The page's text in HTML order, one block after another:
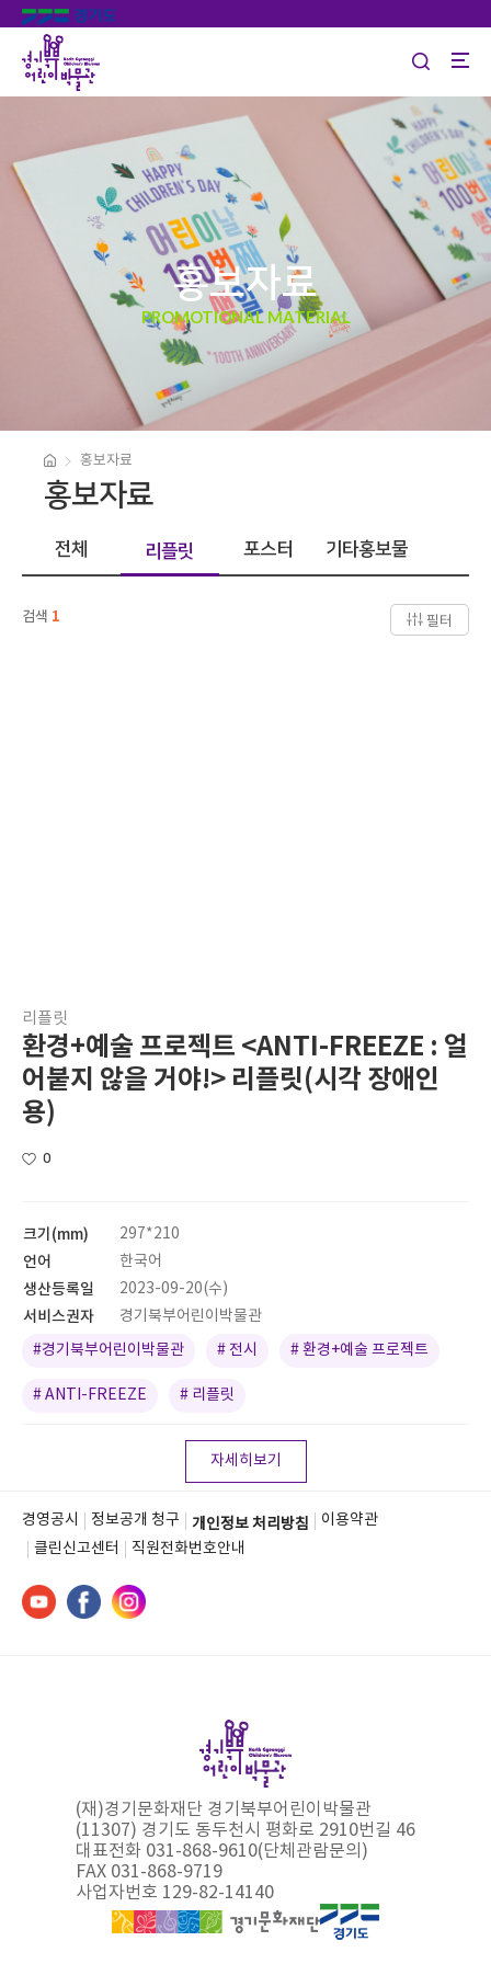
홍보자료
PROMOTIONAL MATERIAL
홍보자료
홍보자료
전체 리플릿 포스터 기타홍보물
검색 1 필터
리플릿
환경+예술 프로젝트 <ANTI-FREEZE : 얼
어붙지 않을 거야!> 리플릿(시각 장애인
용)
0
크기(mm) 297*210
언어 한국어
생산등록일 2023-09-20(수)
서비스권자
경기북부어린이박물관
#경기북부어린이박물관
# 전시 # 환경+예술 프로젝트
# ANTI-FREEZE # 리플릿
자세히보기
경영공시 정보공개 청구 개인정보 처리방침
이용약관
클린신고센터
직원전화번호안내
(재)경기문화재단 경기북부어린이박물관
(11307) 경기도 동두천시 평화로 2910번길 46
대표전화 031-868-9610(단체관람문의)
FAX 031-868-9719
사업자번호 129-82-14140